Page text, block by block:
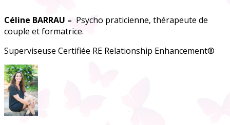
Céline BARRAU – Psycho praticienne, thérapeute de
couple et formatrice.
Superviseuse Certifiée RE Relationship Enhancement®